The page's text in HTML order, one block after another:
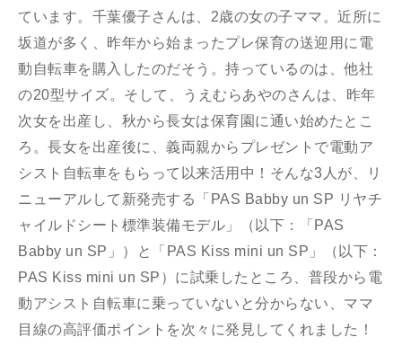
ています。千葉優子さんは、2歳の女の子ママ。近所に
坂道が多く、昨年から始まったプレ保育の送迎用に電
動自転車を購入したのだそう。持っているのは、他社
の20型サイズ。そして、うえむらあやのさんは、昨年
次女を出産し、秋から長女は保育園に通い始めたとこ
ろ。長女を出産後に、義両親からプレゼントで電動ア
シスト自転車をもらって以来活用中！そんな3人が、リ
ニューアルして新発売する「PAS Babby un SP リヤチ
ャイルドシート標準装備モデル」（以下：「PAS
Babby un SP」）と「PAS Kiss mini un SP」（以下：
PAS Kiss mini un SP）に試乗したところ、普段から電
動アシスト自転車に乗っていないと分からない、ママ
目線の高評価ポイントを次々に発見してくれました！